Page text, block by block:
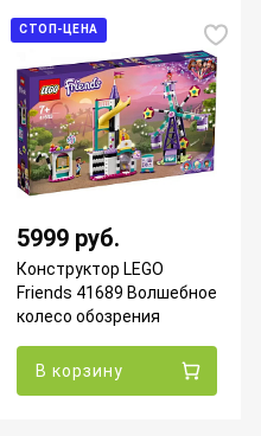
СТОП-ЦЕНА
5999 руб.
Конструктор LEGO
Friends 41689 Волшебное
колесо обозрения
В корзину